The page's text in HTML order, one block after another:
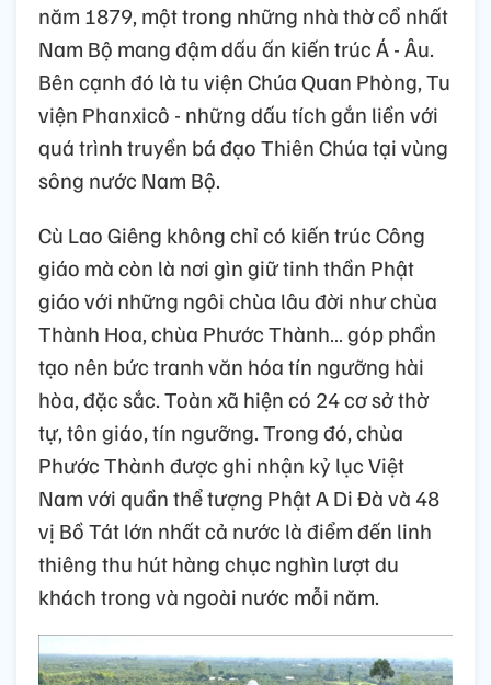
năm 1879, một trong những nhà thờ cổ nhất
Nam Bộ mang đậm dấu ấn kiến trúc Á - Âu.
Bên cạnh đó là tu viện Chúa Quan Phòng, Tu
viện Phanxicô - những dấu tích gắn liền với
quá trình truyền bá đạo Thiên Chúa tại vùng
sông nước Nam Bộ.
Cù Lao Giêng không chỉ có kiến trúc Công
giáo mà còn là nơi gìn giữ tinh thần Phật
giáo với những ngôi chùa lâu đời như chùa
Thành Hoa, chùa Phước Thành… góp phần
tạo nên bức tranh văn hóa tín ngưỡng hài
hòa, đặc sắc. Toàn xã hiện có 24 cơ sở thờ
tự, tôn giáo, tín ngưỡng. Trong đó, chùa
Phước Thành được ghi nhận kỷ lục Việt
Nam với quần thể tượng Phật A Di Đà và 48
vị Bồ Tát lớn nhất cả nước là điểm đến linh
thiêng thu hút hàng chục nghìn lượt du
khách trong và ngoài nước mỗi năm.